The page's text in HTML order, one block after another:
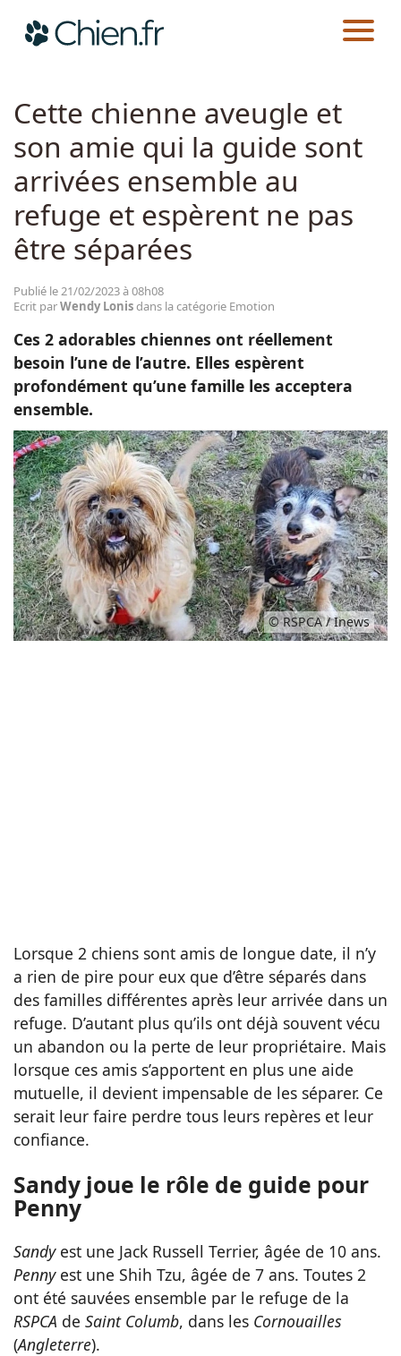
Races
Guides
CHIEN.FR ACTUALITÉS
Cette chienne aveugle et
son amie qui la guide sont
arrivées ensemble au
refuge et espèrent ne pas
être séparées
Publié le 21/02/2023 à 08h08
Ecrit parWendy Lonisdans la catégorie Emotion
Ces 2 adorables chiennes ont réellement
besoin l’une de l’autre. Elles espèrent
profondément qu’une famille les acceptera
ensemble.
© RSPCA / Inews
Lorsque 2 chiens sont amis de longue date, il n’y
a rien de pire pour eux que d’être séparés dans
des familles différentes après leur arrivée dans un
refuge. D’autant plus qu’ils ont déjà souvent vécu
un abandon ou la perte de leur propriétaire. Mais
lorsque ces amis s’apportent en plus une aide
mutuelle, il devient impensable de les séparer. Ce
serait leur faire perdre tous leurs repères et leur
confiance.
Sandy joue le rôle de guide pour
Penny
Sandyest une Jack Russell Terrier, âgée de 10 ans.
Pennyest une Shih Tzu, âgée de 7 ans. Toutes 2
ont été sauvées ensemble par le refuge de la
RSPCA de Saint Columb, dans les Cornouailles
(Angleterre).